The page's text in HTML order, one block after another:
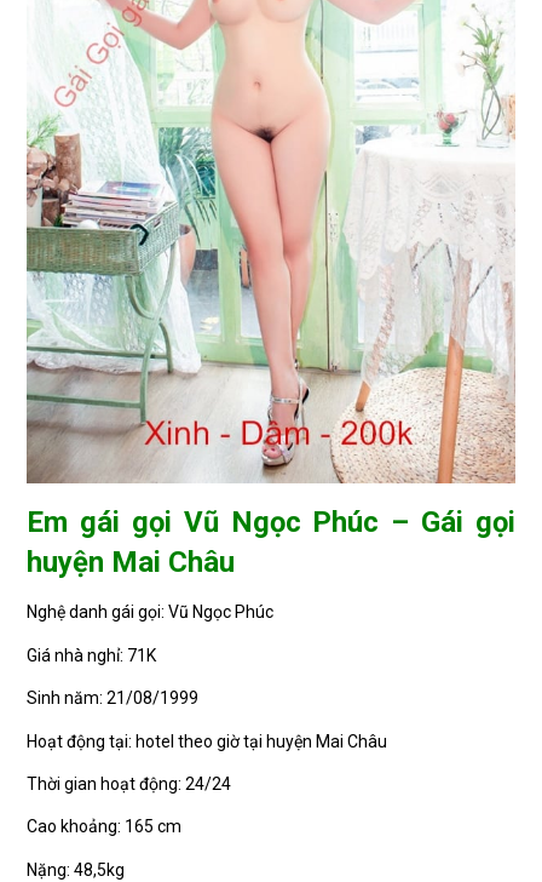
Em gái gọi Vũ Ngọc Phúc – Gái gọi
huyện Mai Châu
Nghệ danh gái gọi: Vũ Ngọc Phúc
Giá nhà nghỉ: 71K
Sinh năm: 21/08/1999
Hoạt động tại: hotel theo giờ tại huyện Mai Châu
Thời gian hoạt động: 24/24
Cao khoảng: 165 cm
Nặng: 48,5kg